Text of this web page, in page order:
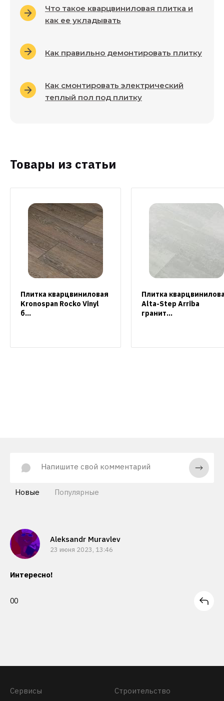
Что такое кварцвиниловая плитка и
как ее укладывать
Как правильно демонтировать плитку
Как смонтировать электрический
теплый пол под плитку
Товары из статьи
Плитка кварцвиниловая
Kronospan Rocko Vinyl
б...
Плитка
Alta-Step Arriba
гранит...
Новые Популярные
Aleksandr Muravlev
23 июня 2023, 13:46
Интересно!
00
Сервисы Строительство